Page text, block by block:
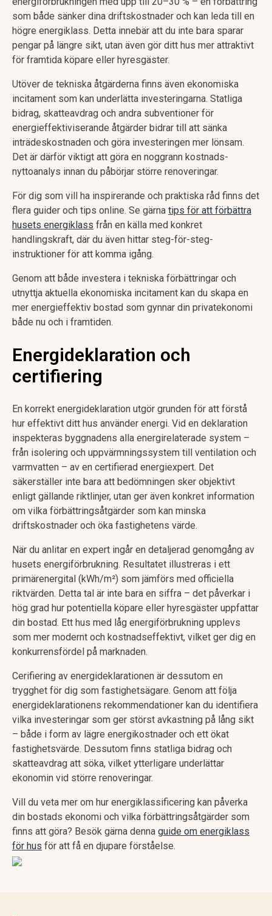
som både sänker dina driftskostnader och kan leda till en
högre energiklass. Detta innebär att du inte bara sparar
pengar på längre sikt, utan även gör ditt hus mer attraktivt
för framtida köpare eller hyresgäster.
Utöver de tekniska åtgärderna finns även ekonomiska
incitament som kan underlätta investeringarna. Statliga
bidrag, skatteavdrag och andra subventioner för
energieffektiviserande åtgärder bidrar till att sänka
inträdeskostnaden och göra investeringen mer lönsam.
Det är därför viktigt att göra en noggrann kostnads-
nyttoanalys innan du påbörjar större renoveringar.
För dig som vill ha inspirerande och praktiska råd finns det
flera guider och tips online. Se gärna tips för att förbättra
husets energiklass från en källa med konkret
handlingskraft, där du även hittar steg-för-steg-
instruktioner för att komma igång.
Genom att både investera i tekniska förbättringar och
utnyttja aktuella ekonomiska incitament kan du skapa en
mer energieffektiv bostad som gynnar din privatekonomi
både nu och i framtiden.
Energideklaration och
certifiering
En korrekt energideklaration utgör grunden för att förstå
hur effektivt ditt hus använder energi. Vid en deklaration
inspekteras byggnadens alla energirelaterade system –
från isolering och uppvärmningssystem till ventilation och
varmvatten – av en certifierad energiexpert. Det
säkerställer inte bara att bedömningen sker objektivt
enligt gällande riktlinjer, utan ger även konkret information
om vilka förbättringsåtgärder som kan minska
driftskostnader och öka fastighetens värde.
När du anlitar en expert ingår en detaljerad genomgång av
husets energiförbrukning. Resultatet illustreras i ett
primärenergital (kWh/m²) som jämförs med officiella
riktvärden. Detta tal är inte bara en siffra – det påverkar i
hög grad hur potentiella köpare eller hyresgäster uppfattar
din bostad. Ett hus med låg energiförbrukning upplevs
som mer modernt och kostnadseffektivt, vilket ger dig en
konkurrensfördel på marknaden.
Cerifiering av energideklarationen är dessutom en
trygghet för dig som fastighetsägare. Genom att följa
energideklarationens rekommendationer kan du identifiera
vilka investeringar som ger störst avkastning på lång sikt
– både i form av lägre energikostnader och ett ökat
fastighetsvärde. Dessutom finns statliga bidrag och
skatteavdrag att söka, vilket ytterligare underlättar
ekonomin vid större renoveringar.
Vill du veta mer om hur energiklassificering kan påverka
din bostads ekonomi och vilka förbättringsåtgärder som
finns att göra? Besök gärna denna guide om energiklass
för hus för att få en djupare förståelse.